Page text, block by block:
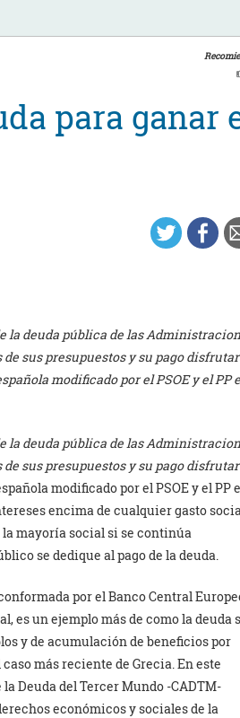
para ganar
la deuda pública de las
sus presupuestos y su pago
modificado por el PSOE y el PP
la deuda pública de las
sus presupuestos y su pago
modificado por el PSOE y el PP
encima de cualquier gasto
mayoría social si se continúa
se dedique al pago de la deuda.
por el Banco Central
es un ejemplo más de como la deuda
y de acumulación de beneficios por
más reciente de Grecia. En este
Deuda del Tercer Mundo -CADTM-
económicos y sociales de la